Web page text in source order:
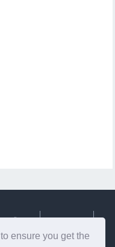
ensure you get the